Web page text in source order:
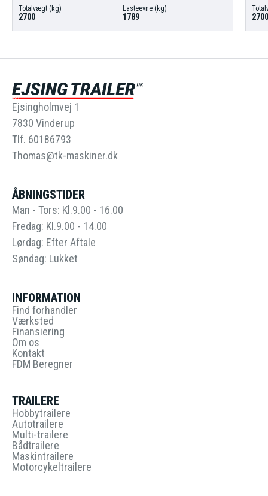
Totalvægt (kg)
2700
Lasteevne (kg)
1789 2700
Ejsingholmvej 1
7830 Vinderup
Tlf. 60186793
Thomas@tk-maskiner.dk
ÅBNINGSTIDER
Man - Tors: Kl.9.00 - 16.00
Fredag: Kl.9.00 - 14.00
Lørdag: Efter Aftale
Søndag: Lukket
INFORMATION
Find forhandler
Værksted
Finansiering
Om os
Kontakt
FDM Beregner
TRAILERE
Hobbytrailere
Autotrailere
Multi-trailere
Bådtrailere
Maskintrailere
Motorcykeltrailere